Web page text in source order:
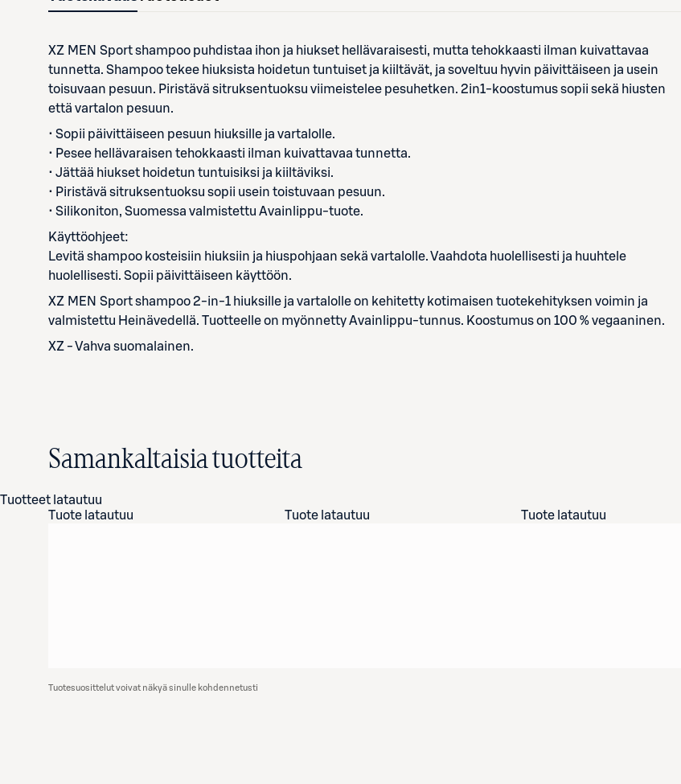
XZ MEN Sport shampoo puhdistaa ihon ja hiukset hellävaraisesti, mutta tehokkaasti ilman kuivattavaa
tunnetta. Shampoo tekee hiuksista hoidetun tuntuiset ja kiiltävät, ja soveltuu hyvin päivittäiseen ja usein
toisuvaan pesuun. Piristävä sitruksentuoksu viimeistelee pesuhetken. 2in1-koostumus sopii sekä hiusten
että vartalon pesuun.
• Sopii päivittäiseen pesuun hiuksille ja vartalolle.
• Pesee hellävaraisen tehokkaasti ilman kuivattavaa tunnetta.
• Jättää hiukset hoidetun tuntuisiksi ja kiiltäviksi.
• Piristävä sitruksentuoksu sopii usein toistuvaan pesuun.
• Silikoniton, Suomessa valmistettu Avainlippu-tuote.
Käyttöohjeet:
Levitä shampoo kosteisiin hiuksiin ja hiuspohjaan sekä vartalolle. Vaahdota huolellisesti ja huuhtele
huolellisesti. Sopii päivittäiseen käyttöön.
XZ MEN Sport shampoo 2-in-1 hiuksille ja vartalolle on kehitetty kotimaisen tuotekehityksen voimin ja
valmistettu Heinävedellä. Tuotteelle on myönnetty Avainlippu-tunnus. Koostumus on 100 % vegaaninen.
XZ - Vahva suomalainen.
Samankaltaisia tuotteita
Tuotteet latautuu
Tuote latautuu
Tuote latautuu Tuote latautuu
Tuotesuosittelut voivat näkyä sinulle kohdennetusti